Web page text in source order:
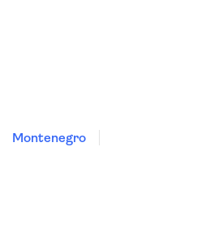
Montenegro